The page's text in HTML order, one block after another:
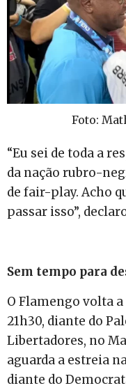
Foto:
“Eu sei de toda a
da nação rubro-
de fair-play. Acho
passar isso”,
Sem tempo para
O Flamengo volta
21h30, diante do
Libertadores, no
aguarda a estreia
diante do